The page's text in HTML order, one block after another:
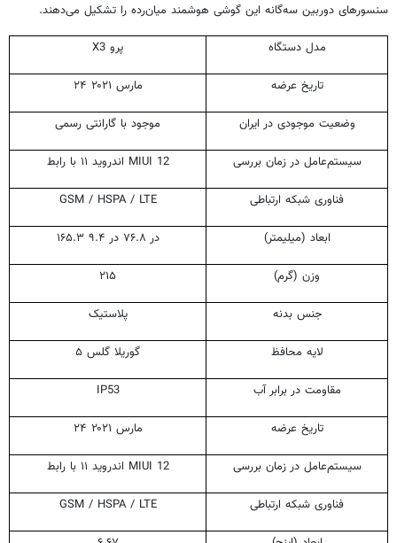
سنسورهای دوربین سه‌گانه این گوشی هوشمند میان‌رده را تشکیل می‌دهند.
مدل دستگاه X3 پرو
تاریخ عرضه ۲۴ مارس ۲۰۲۱
وضعیت موجودی در ایران موجود با گارانتی رسمی
سیستم‌عامل در زمان بررسی اندروید ۱۱ با رابط MIUI 12
فناوری شبکه ارتباطی GSM / HSPA / LTE
ابعاد (میلیمتر) ۱۶۵.۳ در ۷۶.۸ در ۹.۴
وزن (گرم) ۲۱۵
جنس بدنه پلاستیک
لایه محافظ گوریلا گلس ۵
مقاومت در برابر آب IP53
تاریخ عرضه ۲۴ مارس ۲۰۲۱
سیستم‌عامل در زمان بررسی اندروید ۱۱ با رابط MIUI 12
فناوری شبکه ارتباطی GSM / HSPA / LTE